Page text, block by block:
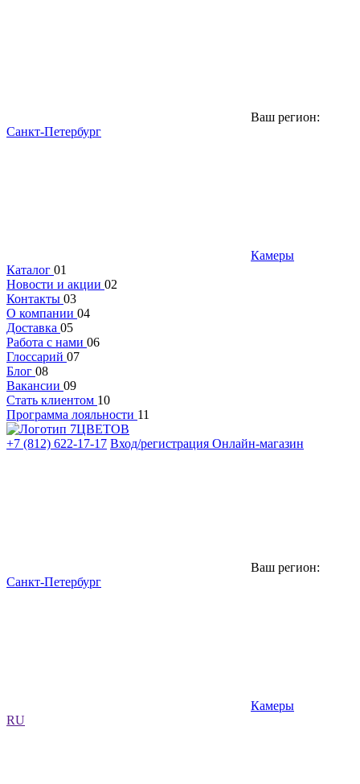
Ваш регион:
Санкт-Петербург
Камеры
Каталог 01
Новости и акции 02
Контакты 03
О компании 04
Доставка 05
Работа с нами 06
Глоссарий 07
Блог 08
Вакансии 09
Стать клиентом 10
Программа лояльности 11
+7 (812) 622-17-17 Вход/регистрация Онлайн-магазин
Ваш регион:
Санкт-Петербург
Камеры
RU